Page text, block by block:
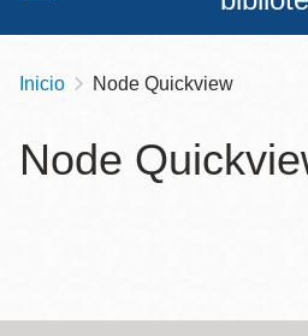
Sobrescribir
de
Inicio Node Quickview
Node